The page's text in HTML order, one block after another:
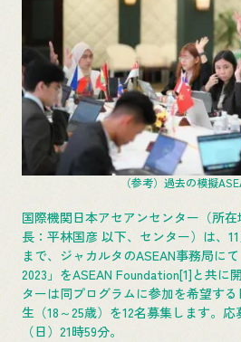
（参考）過去の模擬
国際機関日本アセアンセンター（所
長：平林国彦 以下、センター）は、
まで、ジャカルタのASEAN事務局に
2023」をASEAN Foundation[1]と共に
ターは同プログラムに参加を希望す
生（18～25歳）を12名募集します。
（日）21時59分。